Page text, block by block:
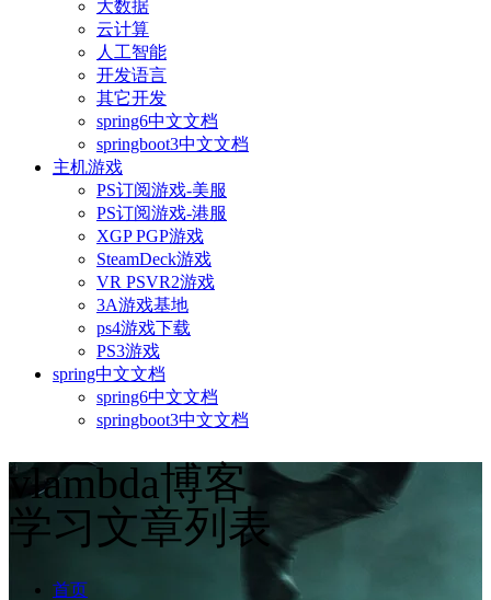
大数据
云计算
人工智能
开发语言
其它开发
spring6中文文档
springboot3中文文档
主机游戏
PS订阅游戏-美服
PS订阅游戏-港服
XGP PGP游戏
SteamDeck游戏
VR PSVR2游戏
3A游戏基地
ps4游戏下载
PS3游戏
spring中文文档
spring6中文文档
springboot3中文文档
vlambda博客
学习文章列表
首页